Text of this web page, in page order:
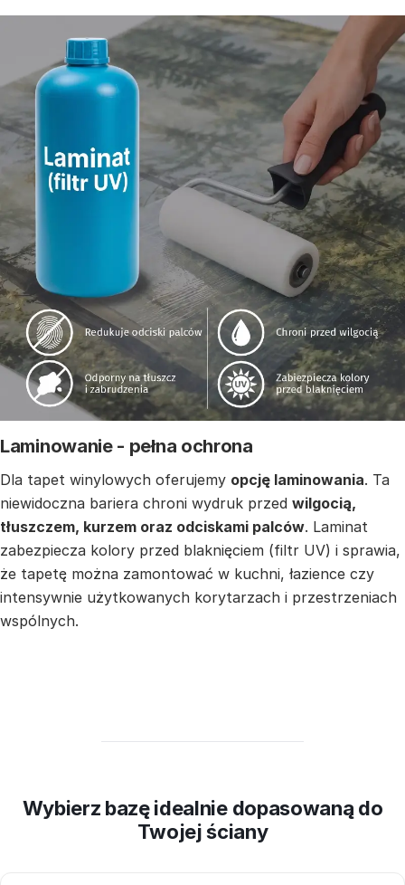
Laminowanie - pełna ochrona
Dla tapet winylowych oferujemy opcję laminowania. Ta
niewidoczna bariera chroni wydruk przed wilgocią,
tłuszczem, kurzem oraz odciskami palców. Laminat
zabezpiecza kolory przed blaknięciem (filtr UV) i sprawia,
że tapetę można zamontować w kuchni, łazience czy
intensywnie użytkowanych korytarzach i przestrzeniach
wspólnych.
Wybierz bazę idealnie dopasowaną do
Twojej ściany